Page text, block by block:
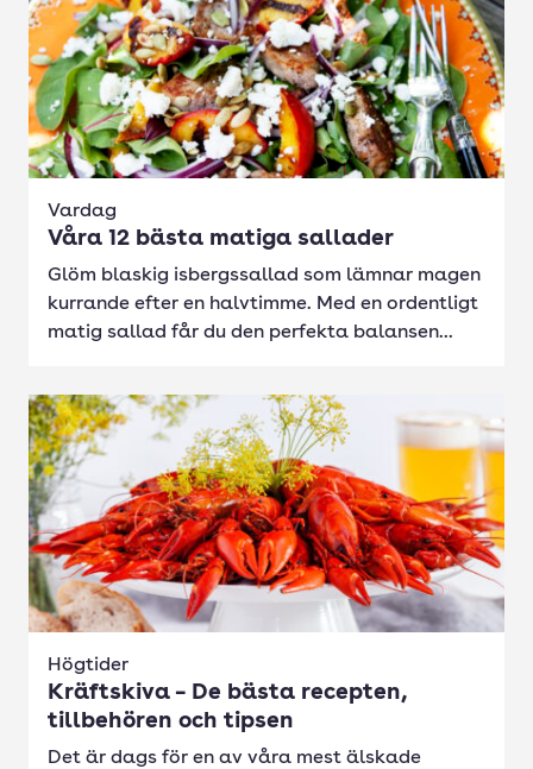
Vardag
Våra 12 bästa matiga sallader
Glöm blaskig isbergssallad som lämnar magen
kurrande efter en halvtimme. Med en ordentligt
matig sallad får du den perfekta balansen...
Högtider
Kräftskiva – De bästa recepten,
tillbehören och tipsen
Det är dags för en av våra mest älskade